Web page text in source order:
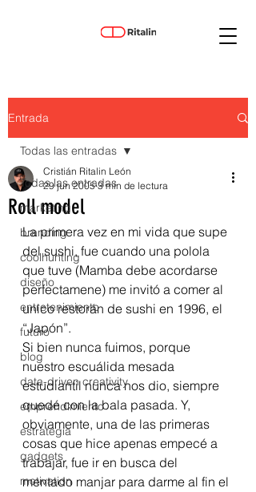
Entrada
Todas las entradas
marketing
branding
coolhunting
diseño
entretenimiento
futuro
blog
data-driven creativity
emprendimiento
estrategia
gadgets
motivation
Todas las entradas
Roll model
Cristián Ritalin León
29 jun 2005 3 min de lectura
La primera vez en mi vida que supe
del sushi, fue cuando una polola
que tuve (Mamba debe acordarse
perfectamene) me invitó a comer al
unico restorán de sushi en 1996, el
“Japón”.
Si bien nunca fuimos, porque
nuestro escuálida mesada
estudiantil nunca nos dio, siempre
quedé con la bala pasada. Y,
obviamente, una de las primeras
cosas que hice apenas empecé a
trabajar, fue ir en busca del
mentado manjar para darme al fin el